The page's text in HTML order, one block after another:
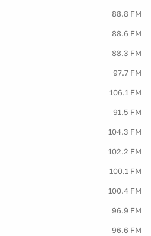
88.8 FM
88.6 FM
88.3 FM
97.7 FM
106.1 FM
91.5 FM
104.3 FM
102.2 FM
100.1 FM
100.4 FM
96.9 FM
96.6 FM